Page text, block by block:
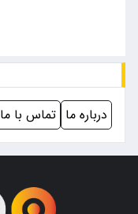
درباره ما تماس با ما